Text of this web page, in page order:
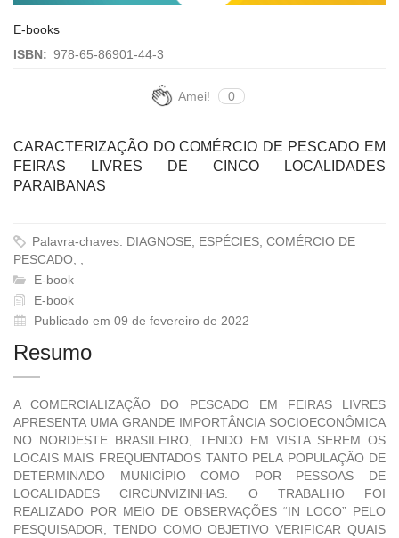
E-books
ISBN: 978-65-86901-44-3
Amei! 0
CARACTERIZAÇÃO DO COMÉRCIO DE PESCADO EM
FEIRAS LIVRES DE CINCO LOCALIDADES
PARAIBANAS
Palavra-chaves: DIAGNOSE, ESPÉCIES, COMÉRCIO DE
PESCADO, ,
E-book
E-book
Publicado em 09 de fevereiro de 2022
Resumo
A COMERCIALIZAÇÃO DO PESCADO EM FEIRAS LIVRES
APRESENTA UMA GRANDE IMPORTÂNCIA SOCIOECONÔMICA
NO NORDESTE BRASILEIRO, TENDO EM VISTA SEREM OS
LOCAIS MAIS FREQUENTADOS TANTO PELA POPULAÇÃO DE
DETERMINADO MUNICÍPIO COMO POR PESSOAS DE
LOCALIDADES CIRCUNVIZINHAS. O TRABALHO FOI
REALIZADO POR MEIO DE OBSERVAÇÕES “IN LOCO” PELO
PESQUISADOR, TENDO COMO OBJETIVO VERIFICAR QUAIS